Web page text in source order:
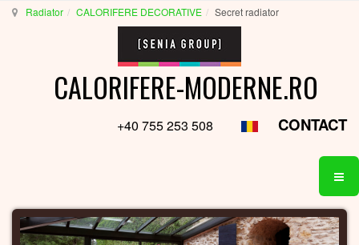
Radiator CALORIFERE DECORATIVE Secret radiator
CALORIFERE-MODERNE.RO
+40 755 253 508 CONTACT